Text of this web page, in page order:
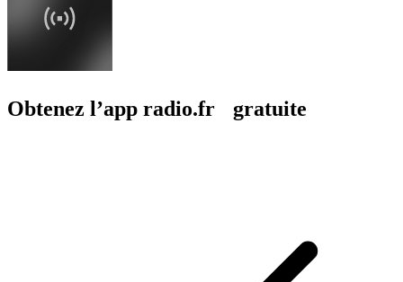
Obtenez l’app radio.fr gratuite